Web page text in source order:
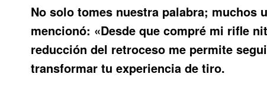
No solo tomes nuestra palabra;
mencionó: «Desde que compré mi rifle
reducción del retroceso me permite
transformar tu experiencia de tiro.